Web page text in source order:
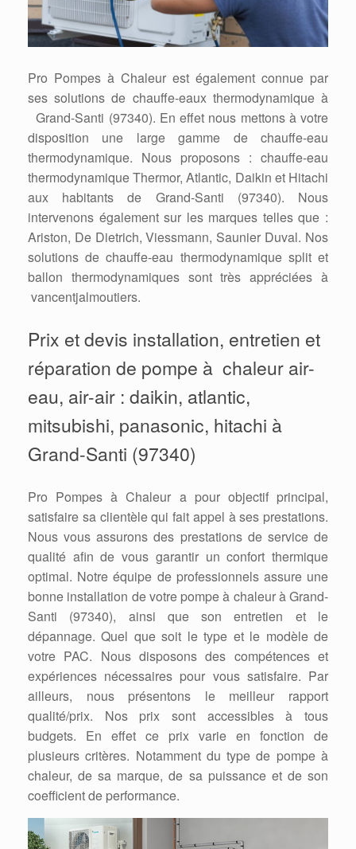
Pro Pompes à Chaleur est également connue par
ses solutions de chauffe-eaux thermodynamique à
Grand-Santi (97340). En effet nous mettons à votre
disposition une large gamme de chauffe-eau
thermodynamique. Nous proposons : chauffe-eau
thermodynamique Thermor, Atlantic, Daikin et Hitachi
aux habitants de Grand-Santi (97340). Nous
intervenons également sur les marques telles que :
Ariston, De Dietrich, Viessmann, Saunier Duval. Nos
solutions de chauffe-eau thermodynamique split et
ballon thermodynamiques sont très appréciées à
vancentjalmoutiers.
Prix et devis installation, entretien et
réparation de pompe à chaleur air-
eau, air-air : daikin, atlantic,
mitsubishi, panasonic, hitachi à
Grand-Santi (97340)
Pro Pompes à Chaleur a pour objectif principal,
satisfaire sa clientèle qui fait appel à ses prestations.
Nous vous assurons des prestations de service de
qualité afin de vous garantir un confort thermique
optimal. Notre équipe de professionnels assure une
bonne installation de votre pompe à chaleur à Grand-
Santi (97340), ainsi que son entretien et le
dépannage. Quel que soit le type et le modèle de
votre PAC. Nous disposons des compétences et
expériences nécessaires pour vous satisfaire. Par
ailleurs, nous présentons le meilleur rapport
qualité/prix. Nos prix sont accessibles à tous
budgets. En effet ce prix varie en fonction de
plusieurs critères. Notamment du type de pompe à
chaleur, de sa marque, de sa puissance et de son
coefficient de performance.